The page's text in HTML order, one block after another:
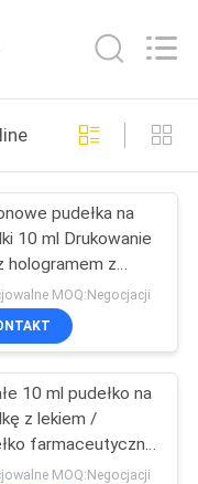
pudełka na
10 ml Drukowanie
hologramem z
MOQ:Negocjacji
10 ml pudełko na
z lekiem /
farmaceutyczne
MOQ:Negocjacji